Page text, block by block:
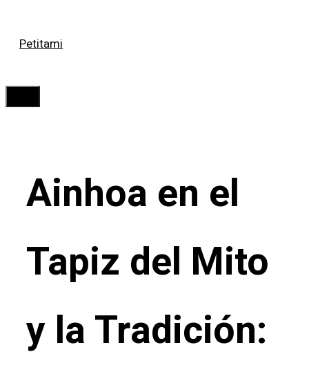
Petitami
Ainhoa en el
Tapiz del Mito
y la Tradición: